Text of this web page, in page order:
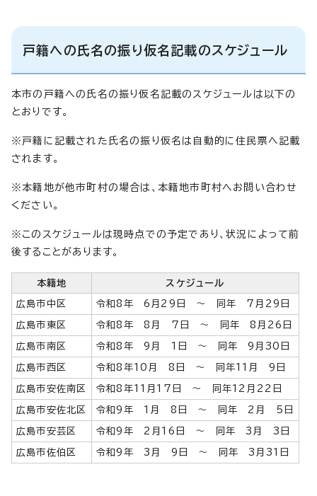
戸籍への氏名の振り仮名記載のスケジュール
本市の戸籍への氏名の振り仮名記載のスケジュールは以下の
とおりです。
※戸籍に記載された氏名の振り仮名は自動的に住民票へ記載
されます。
※本籍地が他市町村の場合は、本籍地市町村へお問い合わせ
ください。
※このスケジュールは現時点での予定であり、状況によって前
後することがあります。
本籍地 スケジュール
広島市中区 令和8年 6月29日 ～ 同年 7月29日
広島市東区 令和8年 8月 7日 ～ 同年 8月26日
広島市南区 令和8年 9月 1日 ～ 同年 9月30日
広島市西区 令和8年10月 8日 ～ 同年11月 9日
広島市安佐南区 令和8年11月17日 ～ 同年12月22日
広島市安佐北区 令和9年 1月 8日 ～ 同年 2月 5日
広島市安芸区 令和9年 2月16日 ～ 同年 3月 3日
広島市佐伯区 令和9年 3月 9日 ～ 同年 3月31日